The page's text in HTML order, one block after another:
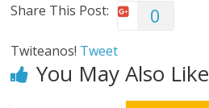
Share This Post: 0
Twiteanos! Tweet
You May Also Like